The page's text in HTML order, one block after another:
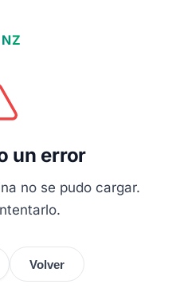
un error
no se pudo cargar.
Volver